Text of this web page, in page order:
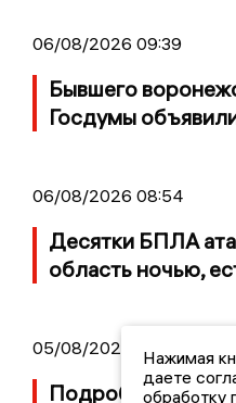
06/08/2026 09:39
Бывшего
Госдумы
06/08/2026 08:54
Десятки БПЛА
область ночью,
05/08/2026 14:40
Подробности
Нажимая
даете
обработку